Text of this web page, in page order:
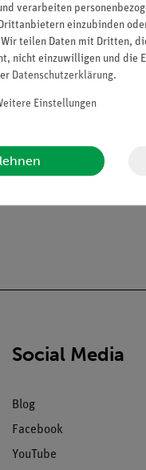
verschiedener
Social Media
Blog
Facebook
YouTube
verarbeiten
einzubinden
teilen Daten mit Dritten,
nicht einzuwilligen und die
Daten­schutz­erklärung.
Einstellungen